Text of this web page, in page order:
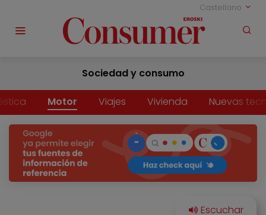
Castellano
Sociedad y consumo
Motor Viajes Vivienda Nuevas